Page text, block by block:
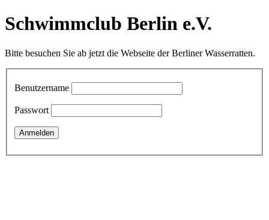
Schwimmclub Berlin e.V.
Bitte besuchen Sie ab jetzt die Webseite der Berliner Wasserratten.
Benutzername
Passwort